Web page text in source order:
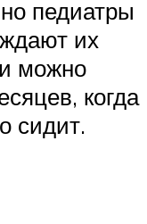
педиатры
их
можно
когда
сидит.